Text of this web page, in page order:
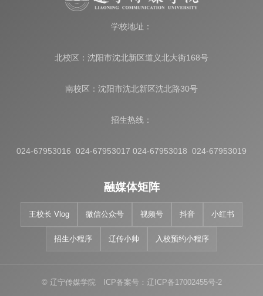
学校地址：
北校区：沈阳市沈北新区道义北大街168号
南校区：沈阳市沈北新区沈北路30号
招生热线：
024-67953016 024-67953017 024-67953018 024-67953019
融媒体矩阵
王校长 Vlog 微信公众号 视频号 抖音 小红书
招生小程序 辽传小帅 入校预约小程序
© 辽宁传媒学院 ICP备案号：辽ICP备17002455号-2